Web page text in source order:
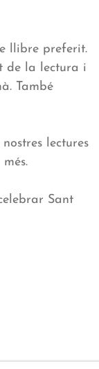
llibre preferit.
de la lectura i
També
lectures
Sant